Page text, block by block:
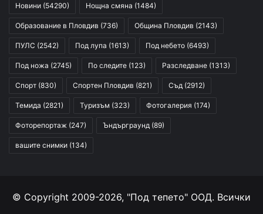
Новини (54290) Нощна смяна (1484)
Образование в Пловдив (736) Община Пловдив (2143)
ПУЛС (2542) Под лупа (1613) Под небето (6493)
Под ножа (2745) По следите (123) Разследване (1313)
Спорт (830) Спортен Пловдив (821) Съд (2912)
Темида (2821) Туризъм (323) Фотогалерия (174)
Фоторепортаж (247) Ъндърграунд (89)
вашите снимки (134)
© Copyright 2009-2026, "Под тепето" ООД. Всички